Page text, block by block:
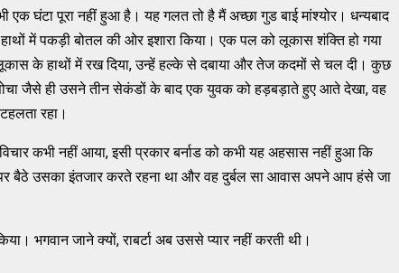
एक घंटा पूरा नहीं हुआ है। यह गलत तो है मैं अच्छा गुड बाई मांश्योर। धन्यबाद
में पकड़ी बोतल की ओर इशारा किया। एक पल को लूकास शंक्ति हो गया
के हाथों में रख दिया, उन्हें हल्के से दबाया और तेज कदमों से चल दी। कुछ
जैसे ही उसने तीन सेकंडों के बाद एक युवक को हड़बड़ाते हुए आते देखा, वह
रहा।
कभी नहीं आया, इसी प्रकार बर्नाड को कभी यह अहसास नहीं हुआ कि
पर बैठे उसका इंतजार करते रहना था और वह दुर्बल सा आवास अपने आप हंसे जा
भगवान जाने क्यों, राबर्टा अब उससे प्यार नहीं करती थी।